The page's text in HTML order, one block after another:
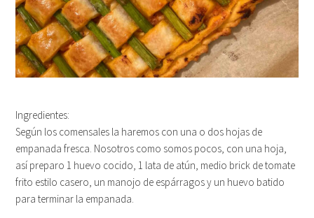
Ingredientes:
Según los comensales la haremos con una o dos hojas de
empanada fresca. Nosotros como somos pocos, con una hoja,
así preparo 1 huevo cocido, 1 lata de atún, medio brick de tomate
frito estilo casero, un manojo de espárragos y un huevo batido
para terminar la empanada.